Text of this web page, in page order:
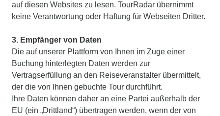
auf diesen Websites zu lesen. TourRadar übernimmt
keine Verantwortung oder Haftung für Webseiten Dritter.
3. Empfänger von Daten
Die auf unserer Plattform von Ihnen im Zuge einer
Buchung hinterlegten Daten werden zur
Vertragserfüllung an den Reiseveranstalter übermittelt,
der die von Ihnen gebuchte Tour durchführt.
Ihre Daten können daher an eine Partei außerhalb der
EU (ein „Drittland“) übertragen werden, wenn der von